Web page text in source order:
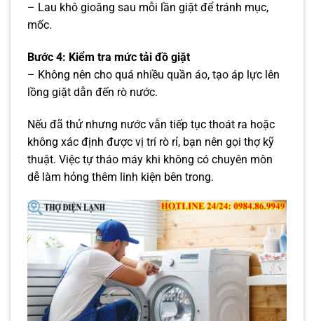
– Lau khô gioăng sau mỗi lần giặt để tránh mục,
mốc.
Bước 4: Kiểm tra mức tải đồ giặt
– Không nên cho quá nhiều quần áo, tạo áp lực lên
lồng giặt dẫn đến rò nước.
Nếu đã thử nhưng nước vẫn tiếp tục thoát ra hoặc
không xác định được vị trí rò rỉ, bạn nên gọi thợ kỹ
thuật. Việc tự tháo máy khi không có chuyên môn
dễ làm hỏng thêm linh kiện bên trong.